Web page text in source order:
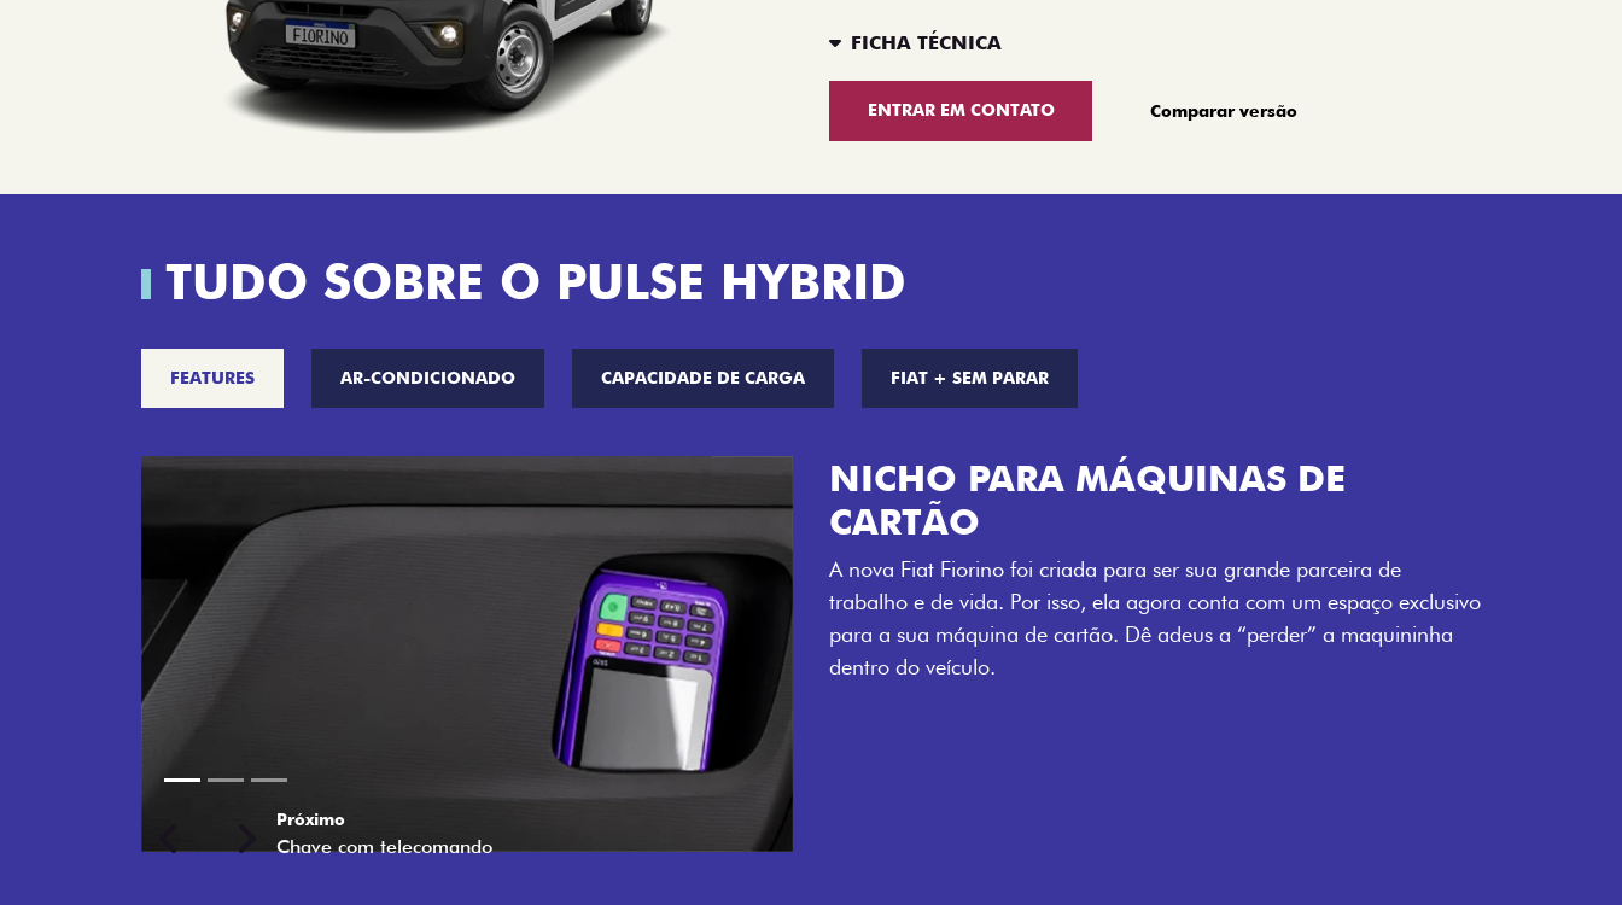
FICHA TÉCNICA
ENTRAR EM CONTATO Comparar versão
TUDO SOBRE O PULSE HYBRID
FEATURES AR-CONDICIONADO CAPACIDADE DE CARGA FIAT + SEM PARAR
CHAVE COM TELECOMANDO
Agora, a chave da sua nova Fiorino pode abrir o veículo também à
distância, e não mais somente pela fechadura. São detalhes como
esse que trazem ainda mais fluidez para o seu dia de trabalho.